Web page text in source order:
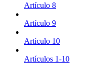
Artículo 8
Artículo 9
Artículo 10
Artículos 1-10